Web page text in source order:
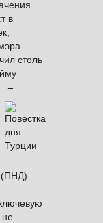
в
столь
→
(ПНД)
не